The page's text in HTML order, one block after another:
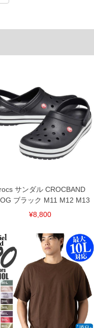
グ
良いと感じるサイズに個人
ください。
可とさせて頂いております。予め
象商品は1本につき税込6,000円以
+税）となります。）
います。
また、お客様がご使用の環境（コ
る場合がございます。予めご了承
ますので店頭での売り違い、店
掛けしてしまう場合がございま
が、もしあった場合速やかにご
サンダル CROCBAND
ブラック M11 M12 M13
¥8,800